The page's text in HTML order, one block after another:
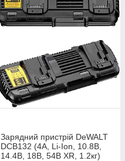
Зарядний пристрій DeWALT
DCB132 (4А, Li-Ion, 10.8В,
14.4В, 18В, 54В XR, 1.2кг)